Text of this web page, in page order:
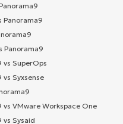
Panorama9
Panorama9
vs SuperOps
vs Syxsense
vs VMware Workspace One
vs Sysaid